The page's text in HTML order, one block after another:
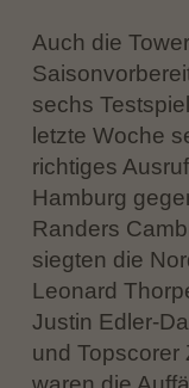
Auch die
sechs
letzte Woche
richtiges
Hamburg
Randers
siegten die
Leonard
Justin Edler-
und Topscorer